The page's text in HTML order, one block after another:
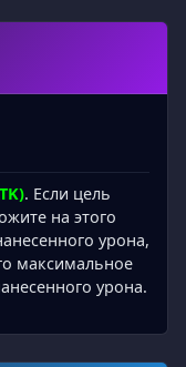
. Если цель
на этого
урона,
максимальное
урона.